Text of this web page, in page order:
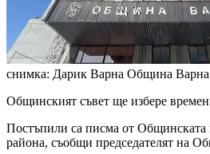
снимка: Дарик Варна Община Варна
Общинският съвет ще избере
Постъпили са писма от Общинската
района, съобщи председателят на